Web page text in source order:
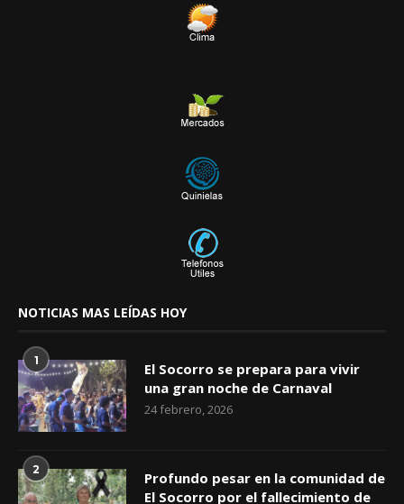
NOTICIAS MAS LEÍDAS HOY
1
El Socorro se prepara para vivir
una gran noche de Carnaval
24 febrero, 2026
2
Profundo pesar en la comunidad de
El Socorro por el fallecimiento de